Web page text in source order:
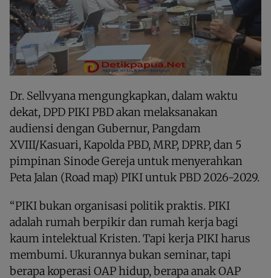
Dr. Sellvyana mengungkapkan, dalam waktu
dekat, DPD PIKI PBD akan melaksanakan
audiensi dengan Gubernur, Pangdam
XVIII/Kasuari, Kapolda PBD, MRP, DPRP, dan 5
pimpinan Sinode Gereja untuk menyerahkan
Peta Jalan (Road map) PIKI untuk PBD 2026-2029.
“PIKI bukan organisasi politik praktis. PIKI
adalah rumah berpikir dan rumah kerja bagi
kaum intelektual Kristen. Tapi kerja PIKI harus
membumi. Ukurannya bukan seminar, tapi
berapa koperasi OAP hidup, berapa anak OAP